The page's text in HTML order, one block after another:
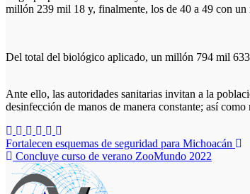
millón 239 mil 18 y, finalmente, los de 40 a 49 con
Del total del biológico aplicado, un millón 794 mil 633
Ante ello, las autoridades sanitarias invitan a la
desinfección de manos de manera constante; así
Navegación
de
entradas
Fortalecen esquemas de seguridad para Michoacán
Concluye curso de verano ZooMundo 2022